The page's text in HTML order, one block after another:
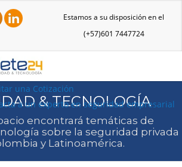
Estamos a su disposición en el
(+57)601 7447724
una Cotización
a un experto en seguridad empresarial
& TECNOLOGÍA
encontrará temáticas de
sobre la seguridad privada
y Latinoamérica.